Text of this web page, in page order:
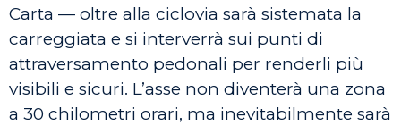
Carta — oltre alla ciclovia sarà sistemata la
carreggiata e si interverrà sui punti di
attraversamento pedonali per renderli più
visibili e sicuri. L’asse non diventerà una zona
a 30 chilometri orari, ma inevitabilmente sarà